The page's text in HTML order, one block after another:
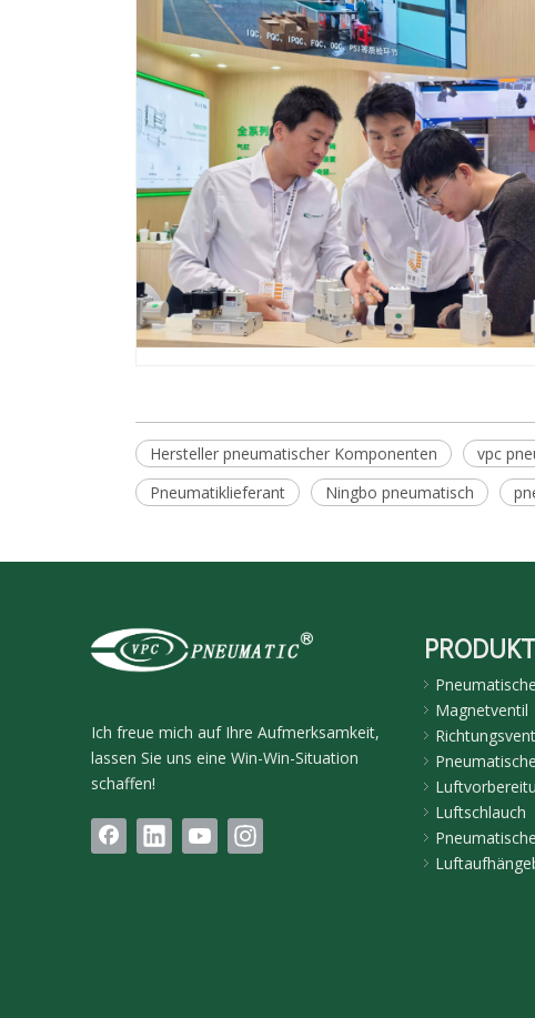
Hersteller pneumatischer Komponenten vpc
Pneumatiklieferant
Ningbo pneumatisch
Ich freue mich auf Ihre Aufmerksamkeit,
lassen Sie uns eine Win-Win-Situation
schaffen!
Magnetventil
Luftschlauch